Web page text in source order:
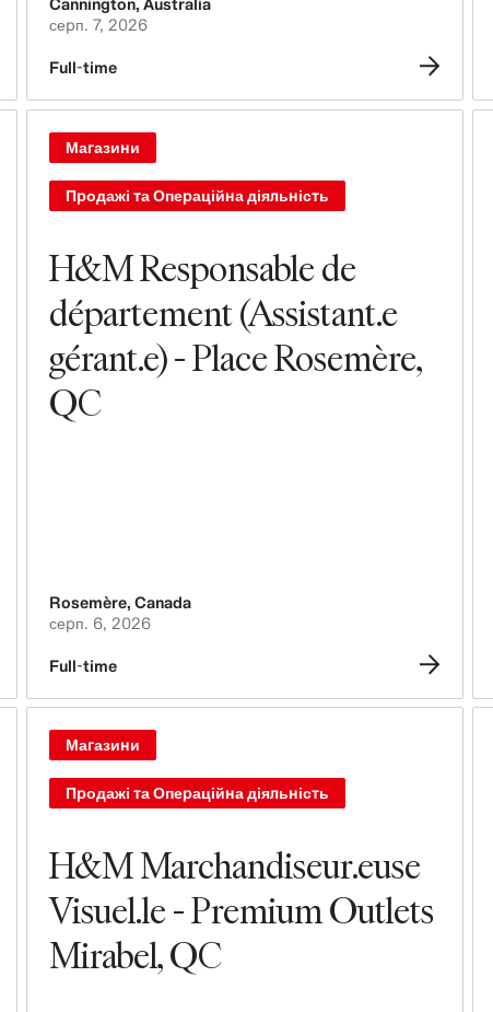
Технології, Дані та Інновації
Закупівлі & Пошук постачальників
вимогам
Управління бізнесом
Бухгалтерія та Фінанси
Cannington, Australia
серп. 7, 2026
Full-time
H&M Responsable de
département (Assistant.e
gérant.e) - Place Rosemère,
QC
Магазини
Продажі та Операційна діяльність
Rosemère, Canada
серп. 6, 2026
Full-time
H&M Marchandiseur.euse
Visuel.le - Premium Outlets
Mirabel, QC
Магазини
Продажі та Операційна діяльність